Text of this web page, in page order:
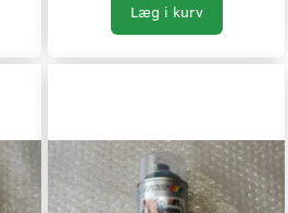
Læg i kurv